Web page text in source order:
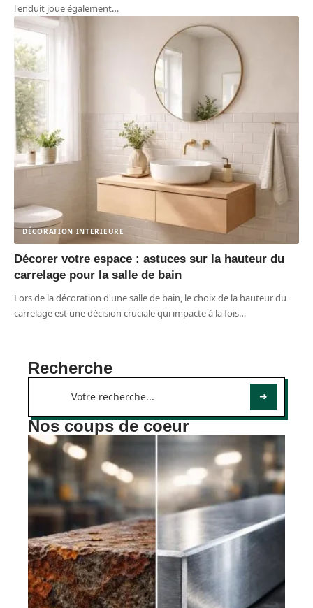
l'enduit joue également…
DÉCORATION INTERIEURE
Décorer votre espace : astuces sur la hauteur du
carrelage pour la salle de bain
Lors de la décoration d'une salle de bain, le choix de la hauteur du
carrelage est une décision cruciale qui impacte à la fois…
Recherche
Nos coups de coeur